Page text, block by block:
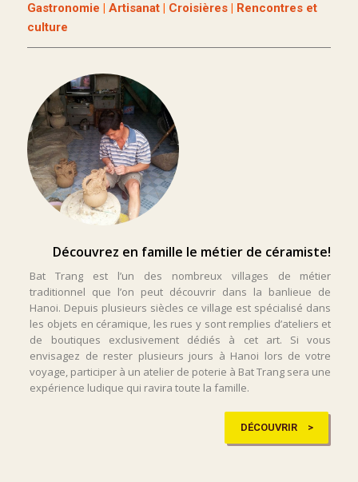
Gastronomie | Artisanat| Croisières | Rencontres et
culture
Découvrez en famille le métier de céramiste!
Bat Trang est l’un des nombreux villages de métier
traditionnel que l’on peut découvrir dans la banlieue de
Hanoi. Depuis plusieurs siècles ce village est spécialisé dans
les objets en céramique, les rues y sont remplies d’ateliers et
de boutiques exclusivement dédiés à cet art. Si vous
envisagez de rester plusieurs jours à Hanoi lors de votre
voyage, participer à un atelier de poterie à Bat Trang sera une
expérience ludique qui ravira toute la famille.
DÉCOUVRIR